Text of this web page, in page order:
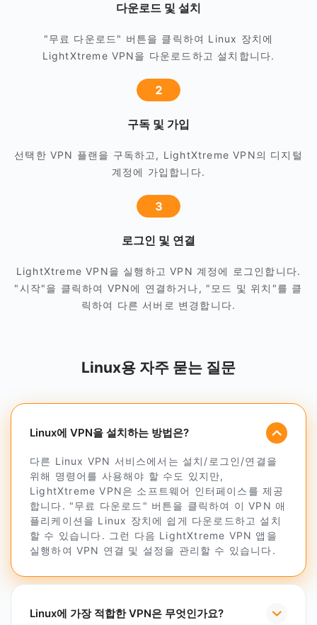
다운로드 및 설치
"무료 다운로드" 버튼을 클릭하여 Linux 장치에
LightXtreme VPN을 다운로드하고 설치합니다.
2
구독 및 가입
선택한 VPN 플랜을 구독하고, LightXtreme VPN의 디지털
계정에 가입합니다.
3
로그인 및 연결
LightXtreme VPN을 실행하고 VPN 계정에 로그인합니다.
"시작"을 클릭하여 VPN에 연결하거나, "모드 및 위치"를 클
릭하여 다른 서버로 변경합니다.
Linux용 자주 묻는 질문
Linux에 VPN을 설치하는 방법은?
다른 Linux VPN 서비스에서는 설치/로그인/연결을
위해 명령어를 사용해야 할 수도 있지만,
LightXtreme VPN은 소프트웨어 인터페이스를 제공
합니다. "무료 다운로드" 버튼을 클릭하여 이 VPN 애
플리케이션을 Linux 장치에 쉽게 다운로드하고 설치
할 수 있습니다. 그런 다음 LightXtreme VPN 앱을
실행하여 VPN 연결 및 설정을 관리할 수 있습니다.
Linux에 가장 적합한 VPN은 무엇인가요?